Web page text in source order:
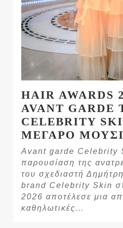
HAIR AWARDS
AVANT GARDE
CELEBRITY
ΜΕΓΑΡΟ
Avant garde Celebrity
παρουσίαση της
του σχεδιαστή
brand Celebrity Skin
2026 αποτέλεσε μια
καθηλωτικές…